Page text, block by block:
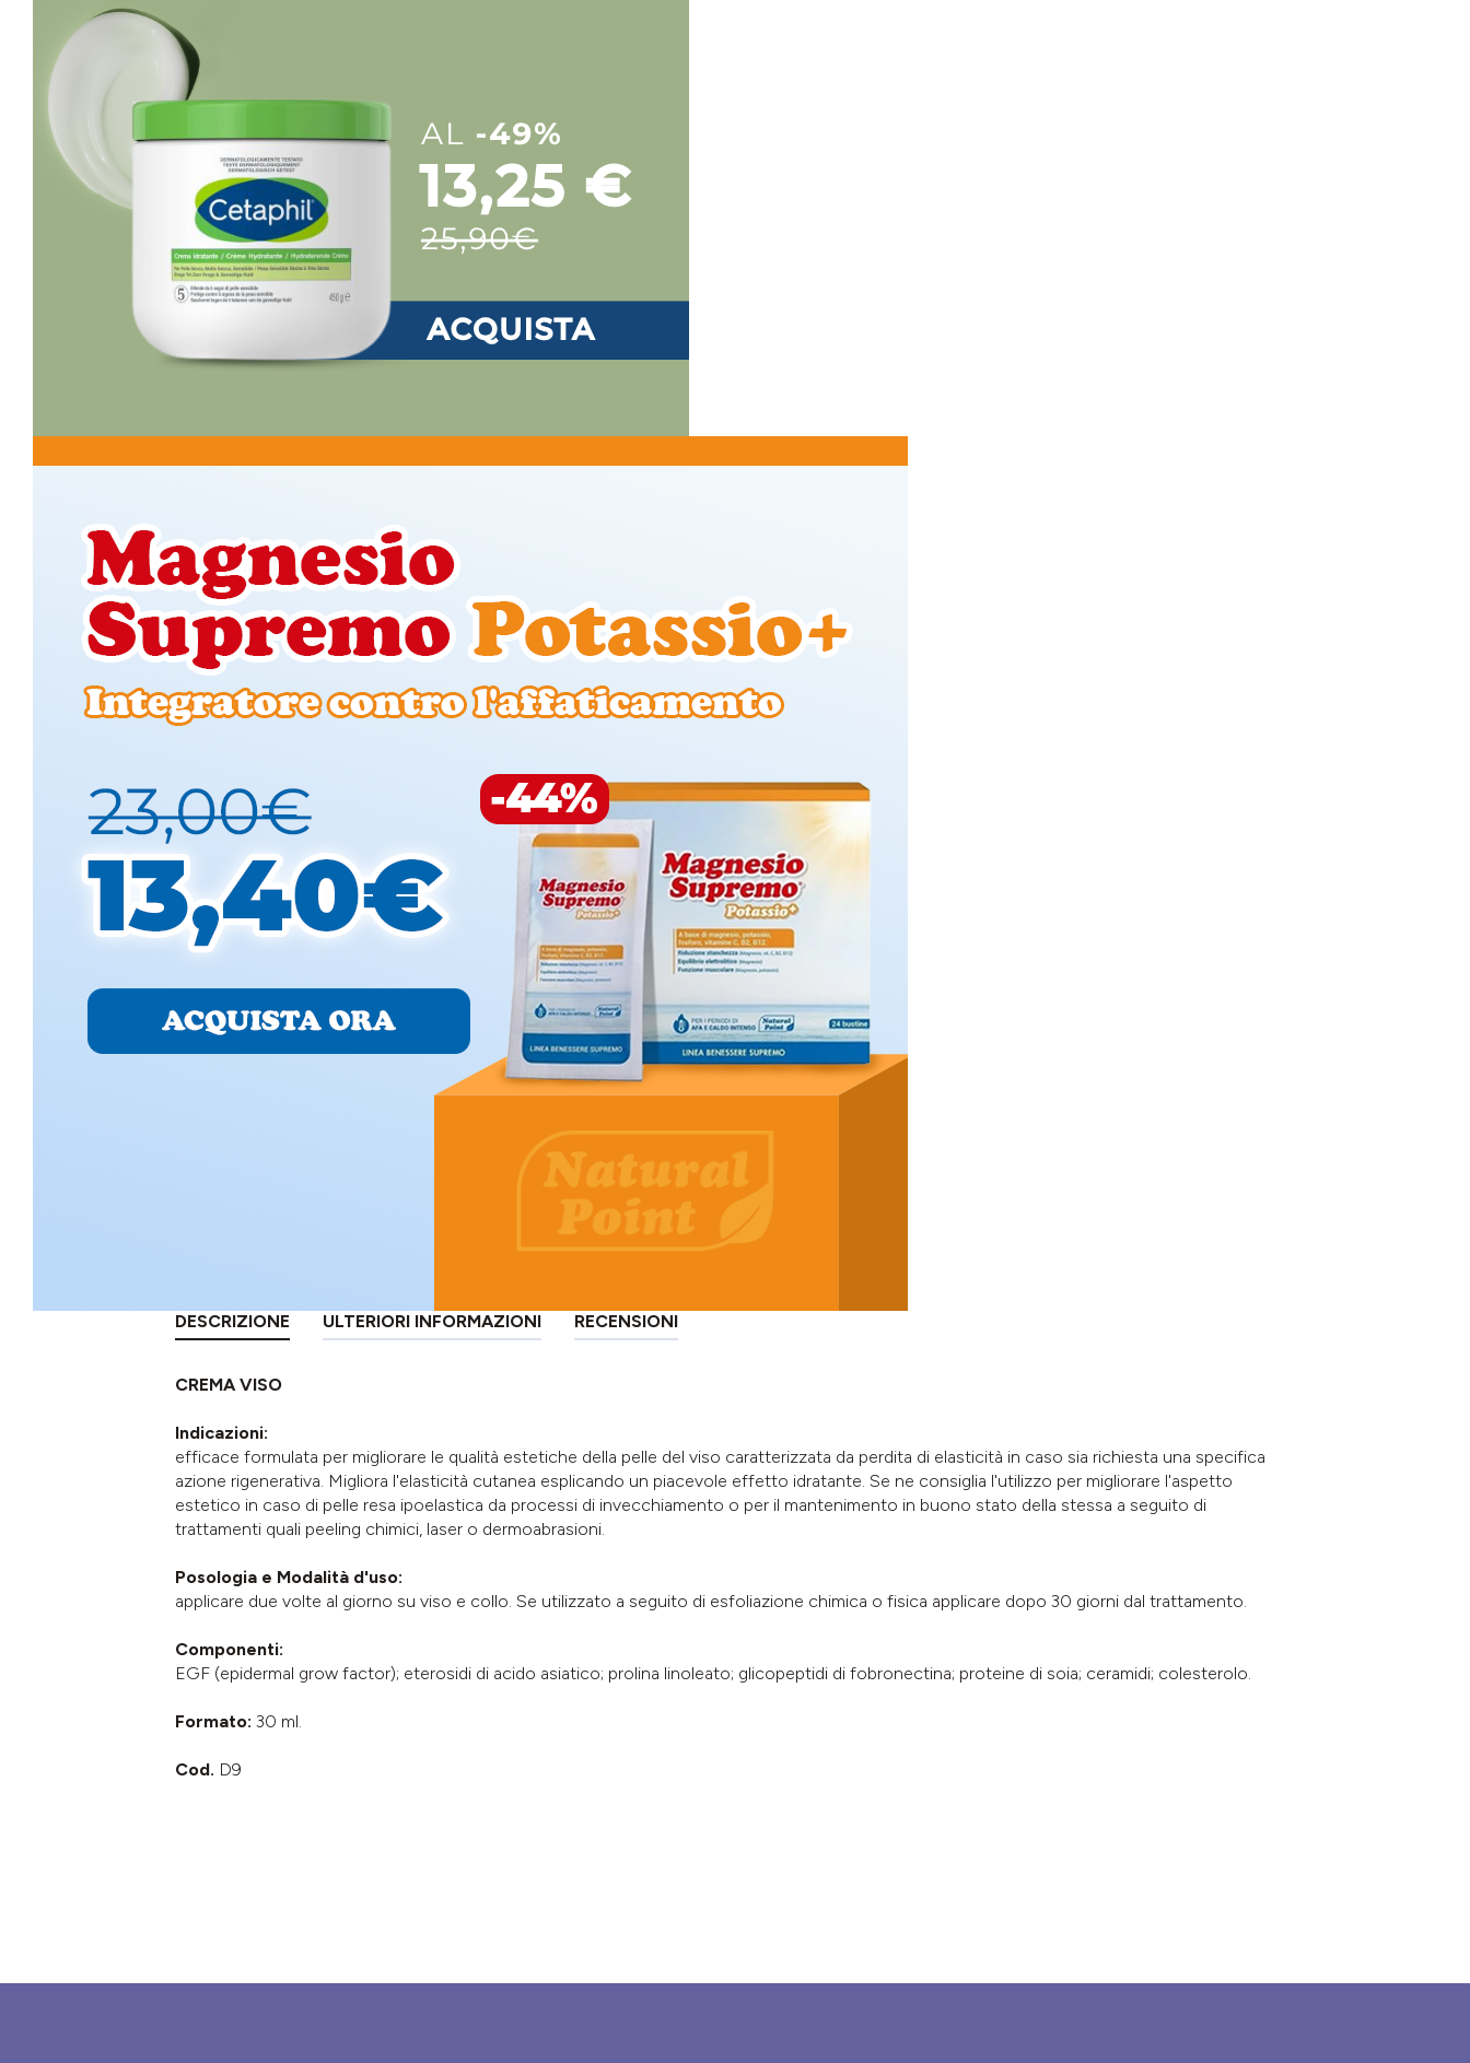
DESCRIZIONE ULTERIORI INFORMAZIONI RECENSIONI
CREMA VISO
Indicazioni:
efficace formulata per migliorare le qualità estetiche della pelle del viso caratterizzata da perdita di elasticità in caso sia richiesta una specifica
azione rigenerativa. Migliora l'elasticità cutanea esplicando un piacevole effetto idratante. Se ne consiglia l'utilizzo per migliorare l'aspetto
estetico in caso di pelle resa ipoelastica da processi di invecchiamento o per il mantenimento in buono stato della stessa a seguito di
trattamenti quali peeling chimici, laser o dermoabrasioni.
Posologia e Modalità d'uso:
applicare due volte al giorno su viso e collo. Se utilizzato a seguito di esfoliazione chimica o fisica applicare dopo 30 giorni dal trattamento.
Componenti:
EGF (epidermal grow factor); eterosidi di acido asiatico; prolina linoleato; glicopeptidi di fobronectina; proteine di soia; ceramidi; colesterolo.
Formato: 30 ml.
Cod. D9